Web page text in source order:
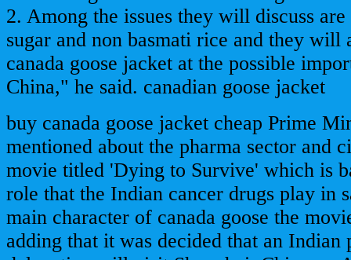
2. Among the issues they will discuss
sugar and non basmati rice and they will
canada goose jacket at the possible
China," he said. canadian goose jacket
buy canada goose jacket cheap Prime
mentioned about the pharma sector and
movie titled 'Dying to Survive' which is
role that the Indian cancer drugs play in
main character of canada goose the
adding that it was decided that an Indian